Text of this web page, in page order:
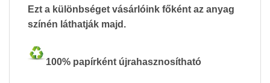
Ezt a különbséget vásárlóink főként az anyag
színén láthatják majd.
100% papírként újrahasznosítható